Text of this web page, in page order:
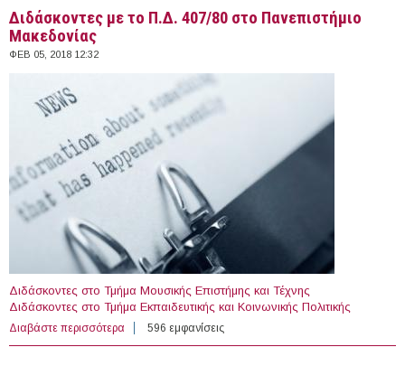
Διδάσκοντες με το Π.Δ. 407/80 στο Πανεπιστήμιο
Μακεδονίας
ΦΕΒ 05, 2018 12:32
Διδάσκοντες στο Τμήμα Μουσικής Επιστήμης και Τέχνης
Διδάσκοντες στο Τμήμα Εκπαιδευτικής και Κοινωνικής Πολιτικής
Διαβάστε περισσότερα για Διδάσκοντες με το Π.Δ. 407/80 στο Πανεπιστήμιο
Μακεδονίας
596 εμφανίσεις